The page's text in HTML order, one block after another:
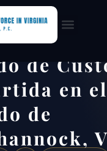
de
en el
de